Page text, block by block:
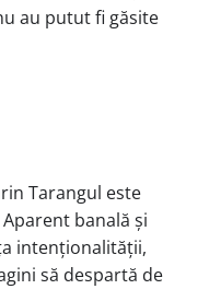
au putut fi găsite
Tarangul este
banală și
intenționalității,
să despartă de